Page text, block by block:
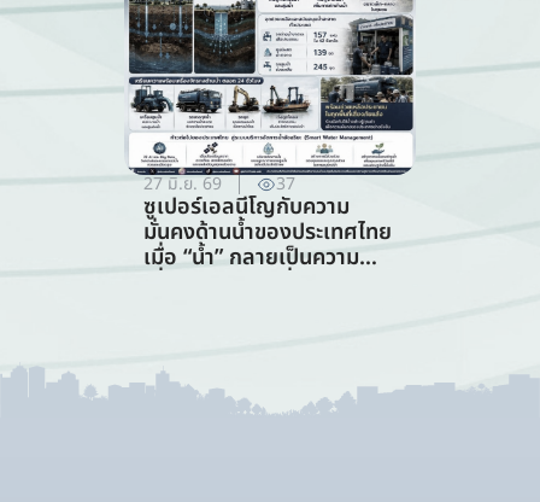
27 มิ.ย. 69 37
ซูเปอร์เอลนีโญกับความ
มั่นคงด้านน้ำของประเทศไทย
เมื่อ “น้ำ” กลายเป็นความ